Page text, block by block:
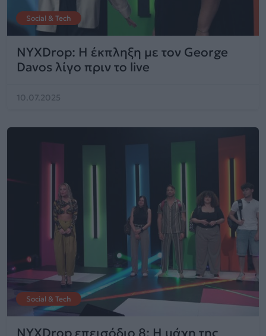
Social & Tech
NYXDrop: Η έκπληξη με τον George
Davos λίγο πριν το live
10.07.2025
Social & Tech